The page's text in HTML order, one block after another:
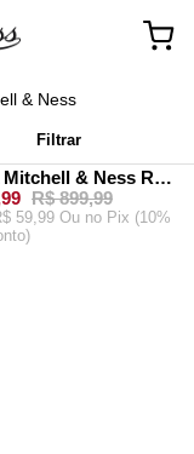
& Ness
Filtrarx
-20%Regata Mitchell & Ness Road Swingman Jersey Charlotte Hornets 1992-93 Dell Curry Azul Teal
R$ 899,99
59,99 Ou no Pix (10%